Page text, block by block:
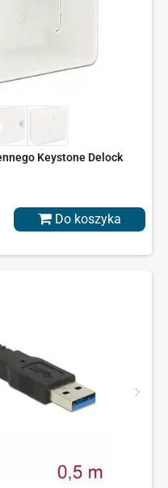
Keystone Delock
Do koszyka